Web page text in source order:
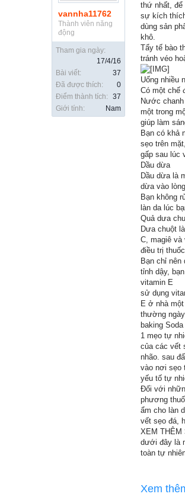
vannha11762
Thành viên năng
động
Tham gia ngày:
17/4/16
Bài viết:
37
Đã được thích:
0
Điểm thành tích:
37
Giới tính:
Nam
thứ nhất, để
sự kích
dùng sản
khô.
Tẩy tế bào
tránh véo
Uống nhiều
Có một chế
Nước chanh
một trong
giúp làm
Bạn có khả
sẹo trên
gấp sau lúc
Dầu dừa
Dầu dừa là
dừa vào
Bạn không
làn da lúc
Quả dưa
Dưa chuột
C, magiê và
điều trị
Bạn chỉ
tỉnh dậy,
vitamin E
sử dụng
E ở nhà
thường
baking Soda
1 mẹo tự
của các vết
nhão. sau
vào nơi sẹo
yếu tố tự
Đối với
phương
ẩm cho làn
vết sẹo đá,
XEM THÊM
dưới đây là
toàn tự
Xem